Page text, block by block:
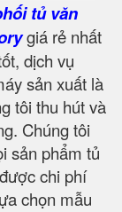
tủ văn
giá rẻ nhất
dịch vụ
sản xuất là
tôi thu hút và
Chúng tôi
sản phẩm tủ
chi phí
chọn mẫu